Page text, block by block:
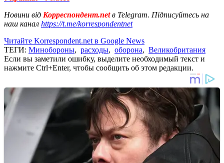
Новини від Корреспондент.netв Telegram. Підписуйтесь на
наш канал https://t.me/korrespondentnet
Читайте Korrespondent.net в Google News
ТЕГИ: Минобороны, расходы, оборона, Великобритания
Если вы заметили ошибку, выделите необходимый текст и
нажмите Ctrl+Enter, чтобы сообщить об этом редакции.